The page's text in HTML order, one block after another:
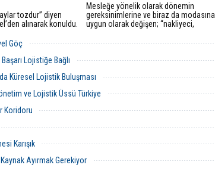
tozdur” diyen
alınarak konuldu.
öncesine giden günlük
yazılarımdan derlendi.
Mesleğe yönelik olarak dönemin
gereksinimlerine ve biraz da modasına
uygun olarak değişen; “nakliyeci,
tanımlamalar, kullanıldığı dönemin
Göç
Lojistiğe Bağlı
Küresel Lojistik Buluşması
ve Lojistik Üssü Türkiye
Koridoru
Karışık
Kaynak Ayırmak Gerekiyor